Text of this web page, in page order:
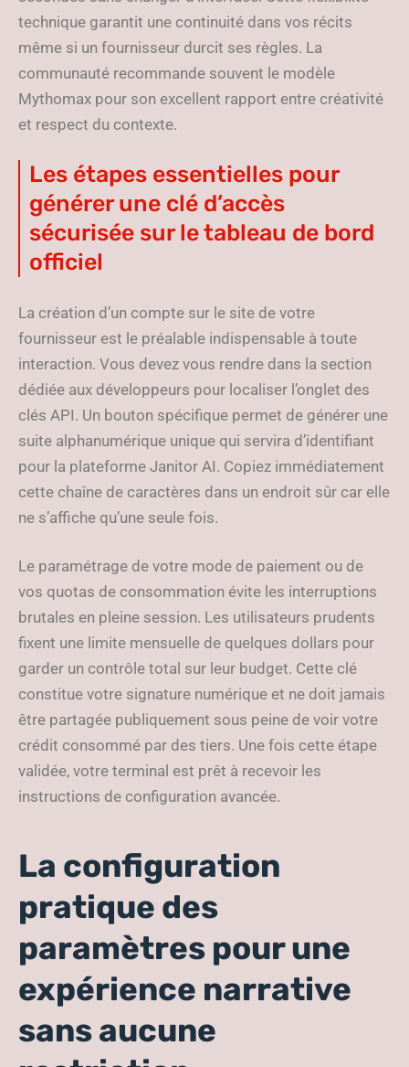
technique garantit une continuité dans vos récits
même si un fournisseur durcit ses règles. La
communauté recommande souvent le modèle
Mythomax pour son excellent rapport entre créativité
et respect du contexte.
Les étapes essentielles pour
générer une clé d’accès
sécurisée sur le tableau de bord
officiel
La création d’un compte sur le site de votre
fournisseur est le préalable indispensable à toute
interaction. Vous devez vous rendre dans la section
dédiée aux développeurs pour localiser l’onglet des
clés API. Un bouton spécifique permet de générer une
suite alphanumérique unique qui servira d’identifiant
pour la plateforme Janitor AI. Copiez immédiatement
cette chaîne de caractères dans un endroit sûr car elle
ne s’affiche qu’une seule fois.
Le paramétrage de votre mode de paiement ou de
vos quotas de consommation évite les interruptions
brutales en pleine session. Les utilisateurs prudents
fixent une limite mensuelle de quelques dollars pour
garder un contrôle total sur leur budget. Cette clé
constitue votre signature numérique et ne doit jamais
être partagée publiquement sous peine de voir votre
crédit consommé par des tiers. Une fois cette étape
validée, votre terminal est prêt à recevoir les
instructions de configuration avancée.
La configuration
pratique des
paramètres pour une
expérience narrative
sans aucune